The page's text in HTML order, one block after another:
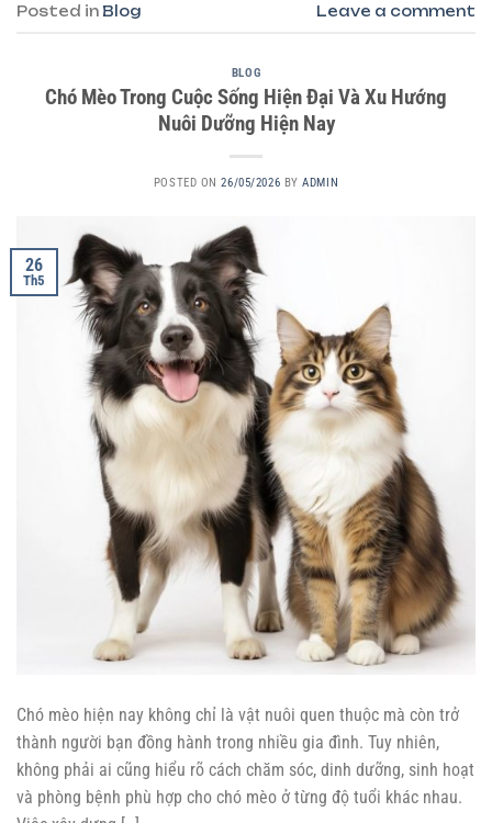
Posted in Blog Leave a comment
BLOG
Chó Mèo Trong Cuộc Sống Hiện Đại Và Xu Hướng
Nuôi Dưỡng Hiện Nay
POSTED ON26/05/2026 BYADMIN
26
Th5
Chó mèo hiện nay không chỉ là vật nuôi quen thuộc mà còn trở
thành người bạn đồng hành trong nhiều gia đình. Tuy nhiên,
không phải ai cũng hiểu rõ cách chăm sóc, dinh dưỡng, sinh hoạt
và phòng bệnh phù hợp cho chó mèo ở từng độ tuổi khác nhau.